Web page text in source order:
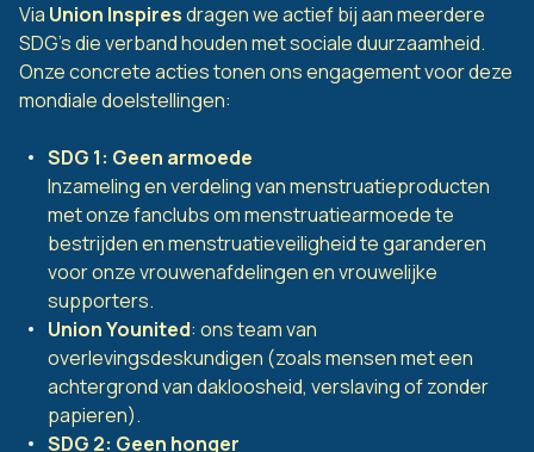
Via Union Inspiresdragen we actief bij aan meerdere
SDG’s die verband houden met sociale duurzaamheid.
Onze concrete acties tonen ons engagement voor deze
mondiale doelstellingen:
SDG 1: Geen armoede
Inzameling en verdeling van menstruatieproducten
met onze fanclubs om menstruatiearmoede te
bestrijden en menstruatieveiligheid te garanderen
voor onze vrouwenafdelingen en vrouwelijke
supporters.
Union Younited: ons team van
overlevingsdeskundigen (zoals mensen met een
achtergrond van dakloosheid, verslaving of zonder
papieren).
SDG 2: Geen honger